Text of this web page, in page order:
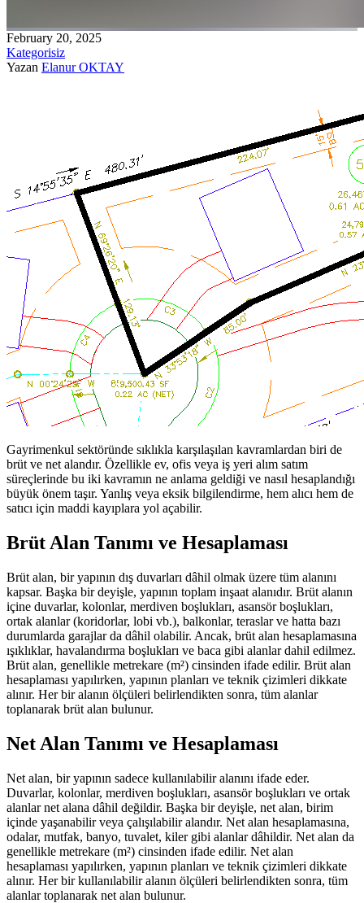
February 20, 2025
Kategorisiz
Yazan Elanur OKTAY
Gayrimenkul sektöründe sıklıkla karşılaşılan kavramlardan biri de
brüt ve net alandır. Özellikle ev, ofis veya iş yeri alım satım
süreçlerinde bu iki kavramın ne anlama geldiği ve nasıl hesaplandığı
büyük önem taşır. Yanlış veya eksik bilgilendirme, hem alıcı hem de
satıcı için maddi kayıplara yol açabilir.
Brüt Alan Tanımı ve Hesaplaması
Brüt alan, bir yapının dış duvarları dâhil olmak üzere tüm alanını
kapsar. Başka bir deyişle, yapının toplam inşaat alanıdır. Brüt alanın
içine duvarlar, kolonlar, merdiven boşlukları, asansör boşlukları,
ortak alanlar (koridorlar, lobi vb.), balkonlar, teraslar ve hatta bazı
durumlarda garajlar da dâhil olabilir. Ancak, brüt alan hesaplamasına
ışıklıklar, havalandırma boşlukları ve baca gibi alanlar dahil edilmez.
Brüt alan, genellikle metrekare (m²) cinsinden ifade edilir. Brüt alan
hesaplaması yapılırken, yapının planları ve teknik çizimleri dikkate
alınır. Her bir alanın ölçüleri belirlendikten sonra, tüm alanlar
toplanarak brüt alan bulunur.
Net Alan Tanımı ve Hesaplaması
Net alan, bir yapının sadece kullanılabilir alanını ifade eder.
Duvarlar, kolonlar, merdiven boşlukları, asansör boşlukları ve ortak
alanlar net alana dâhil değildir. Başka bir deyişle, net alan, birim
içinde yaşanabilir veya çalışılabilir alandır. Net alan hesaplamasına,
odalar, mutfak, banyo, tuvalet, kiler gibi alanlar dâhildir. Net alan da
genellikle metrekare (m²) cinsinden ifade edilir. Net alan
hesaplaması yapılırken, yapının planları ve teknik çizimleri dikkate
alınır. Her bir kullanılabilir alanın ölçüleri belirlendikten sonra, tüm
alanlar toplanarak net alan bulunur.